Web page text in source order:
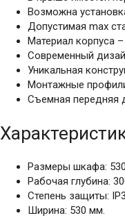
Возможна
Допустимая max
Материал корпуса
Современный
Уникальная
Монтажные
Съемная передняя
Размеры шкафа:
Рабочая глубина:
Степень защиты:
Ширина: 530 мм.